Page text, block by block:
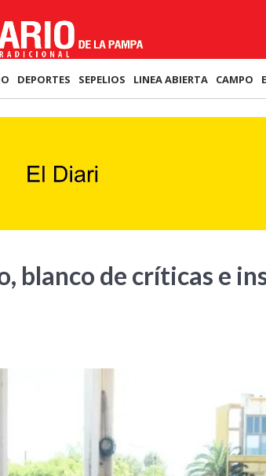
DEPORTES SEPELIOS LINEA ABIERTA CAMPO
blanco de críticas e